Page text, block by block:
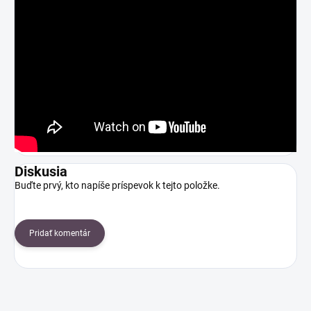
Diskusia
Buďte prvý, kto napíše príspevok k tejto položke.
Pridať komentár